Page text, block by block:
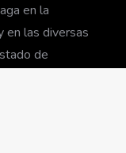
en la
en las diversas
de